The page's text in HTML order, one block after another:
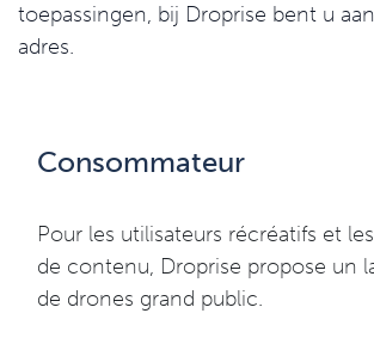
toepassingen, bij Droprise bent u
adres.
Consommateur
Pour les utilisateurs récréatifs et
de contenu, Droprise propose un
de drones grand public.